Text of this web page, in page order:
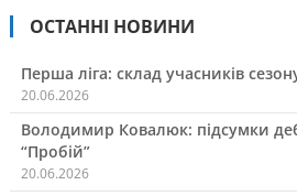
ОСТАННІ НОВИНИ
Перша ліга: склад учасників
20.06.2026
Володимир Ковалюк: підсумки
“Пробій”
20.06.2026